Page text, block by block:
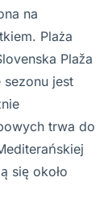
na
Plaża
Plaža
jest
trwa do
się około